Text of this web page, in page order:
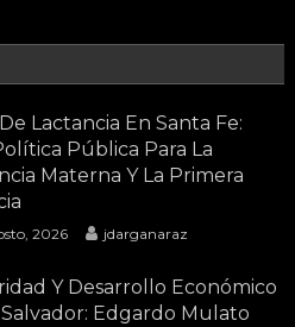
Lactancia En Santa Fe:
Pública Para La
Materna Y La Primera
2026 jdarganaraz
Y Desarrollo Económico
Salvador: Edgardo Mulato